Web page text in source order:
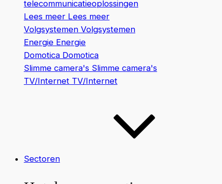
telecommunicatieoplossingen
Lees meer Lees meer
Volgsystemen Volgsystemen
Energie Energie
Domotica Domotica
Slimme camera's Slimme camera's
TV/Internet TV/Internet
Sectoren